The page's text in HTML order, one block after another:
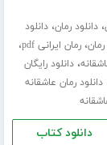
،دانلود رمان،دانلود
،رمان ایرانی pdf ،
،دانلود رایگان
دانلود رمان عاشقانه
دانلود کتاب